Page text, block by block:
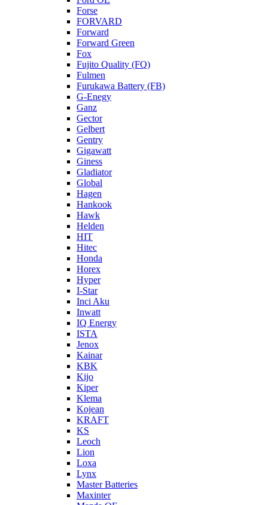
Forse
FORVARD
Forward
Forward Green
Fox
Fujito Quality (FQ)
Fulmen
Furukawa Battery (FB)
G-Enegy
Ganz
Gector
Gelbert
Gentry
Gigawatt
Giness
Gladiator
Global
Hagen
Hankook
Hawk
Helden
HIT
Hitec
Honda
Horex
Hyper
I-Star
Inci Aku
Inwatt
IQ Energy
ISTA
Jenox
Kainar
KBK
Kijo
Kiper
Klema
Kojean
KRAFT
KS
Leoch
Lion
Loxa
Lynx
Master Batteries
Maxinter